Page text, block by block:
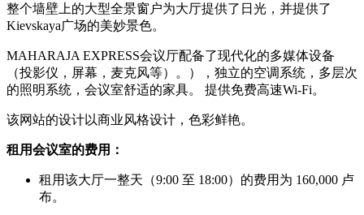
整个墙壁上的大型全景窗户为大厅提供了日光，并提供了
Kievskaya广场的美妙景色。
MAHARAJA EXPRESS会议厅配备了现代化的多媒体设备
（投影仪，屏幕，麦克风等）。），独立的空调系统，多层次
的照明系统，会议室舒适的家具。 提供免费高速Wi-Fi。
该网站的设计以商业风格设计，色彩鲜艳。
租用会议室的费用：
租用该大厅一整天（9:00 至 18:00）的费用为 160,000 卢
布。